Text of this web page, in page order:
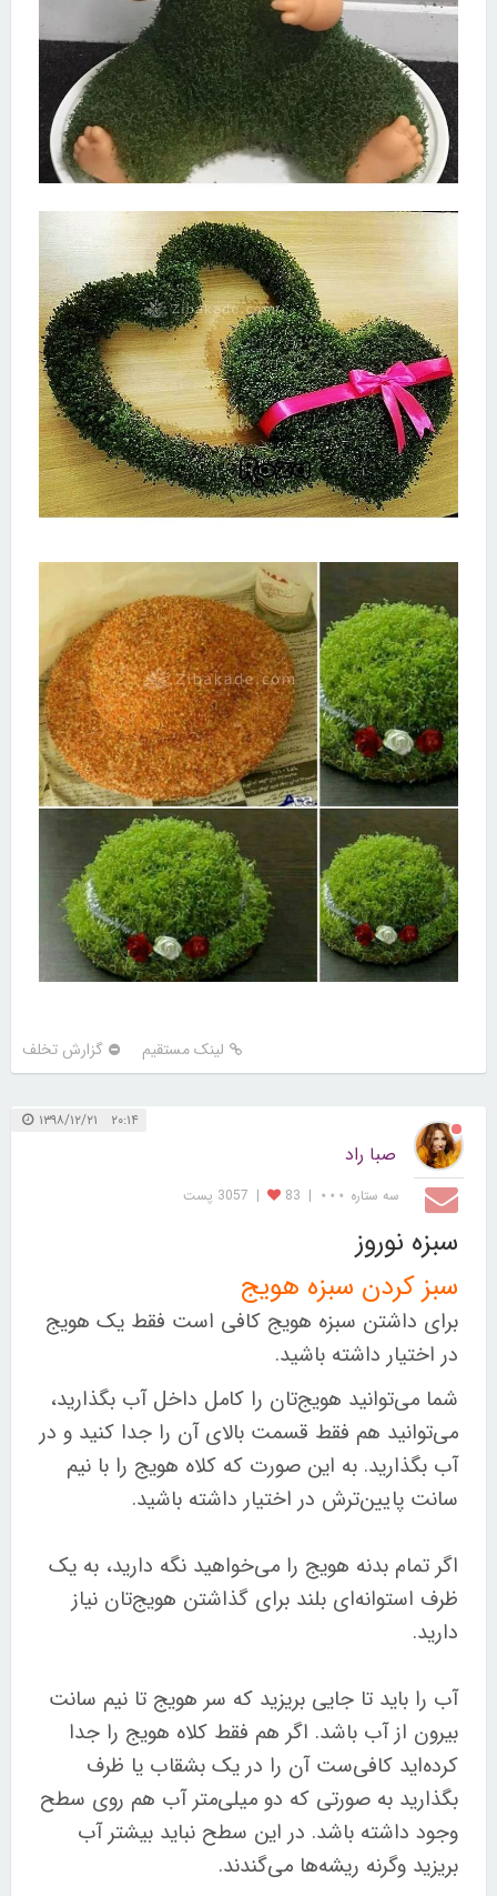
لینک مستقیم گزارش تخلف
۲۰:۱۴ ۱۳۹۸/۱۲/۲۱
صبا راد
سه ستاره ⋆⋆⋆ |
83
| 3057 پست
سبزه نوروز
سبز کردن سبزه هویج
برای داشتن سبزه هویج کافی است فقط یک هویج
در اختیار داشته باشید.
شما می‌توانید هویج‌تان را کامل داخل آب بگذارید،
می‌توانید هم فقط قسمت بالای آن را جدا کنید و در
آب بگذارید. به این صورت که کلاه هویج را با نیم
سانت پایین‌ترش در اختیار داشته باشید.
اگر تمام بدنه هویج را می‌خواهید نگه دارید، به یک
ظرف استوانه‌ای بلند برای گذاشتن هویج‌تان نیاز
دارید.
آب را باید تا جایی بریزید که سر هویج تا نیم سانت
بیرون از آب باشد. اگر هم فقط کلاه هویج را جدا
کرده‌اید کافی‌ست آن را در یک بشقاب یا ظرف
بگذارید به صورتی که دو میلی‌متر آب هم روی سطح
وجود داشته باشد. در این سطح نباید بیشتر آب
بریزید وگرنه ریشه‌ها می‌گندند.